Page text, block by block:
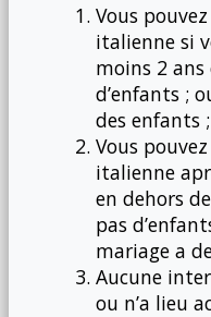
Vous
italienne si
moins 2 ans
d’enfants ;
des enfants ;
Vous
italienne
en dehors
pas
mariage a
Aucune
ou n’a lieu